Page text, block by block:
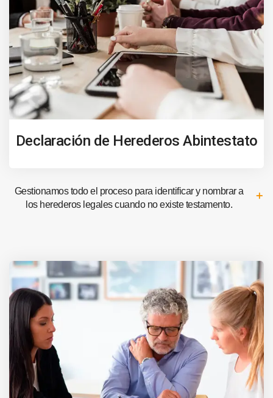
Declaración de Herederos Abintestato
Gestionamos todo el proceso para identificar y nombrar a
los herederos legales cuando no existe testamento.